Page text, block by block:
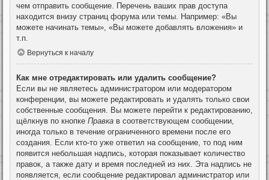
чем отправить сообщение. Перечень ваших прав доступа
находится внизу страниц форума или темы. Например: «Вы
можете начинать темы», «Вы можете добавлять вложения» и
т.п.
Вернуться к началу
Как мне отредактировать или удалить сообщение?
Если вы не являетесь администратором или модератором
конференции, вы можете редактировать и удалять только свои
собственные сообщения. Вы можете перейти к редактированию,
щёлкнув по кнопке Правка в соответствующем сообщении,
иногда только в течение ограниченного времени после его
создания. Если кто-то уже ответил на сообщение, то под ним
появится небольшая надпись, которая показывает количество
правок, а также дату и время последней из них. Эта надпись не
появляется, если сообщение редактировал администратор или